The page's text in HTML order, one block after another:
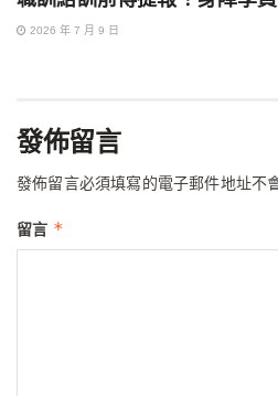
2026 年 7 月 9 日
發佈留言
發佈留言必須填寫的電子郵件地址不
留言 *